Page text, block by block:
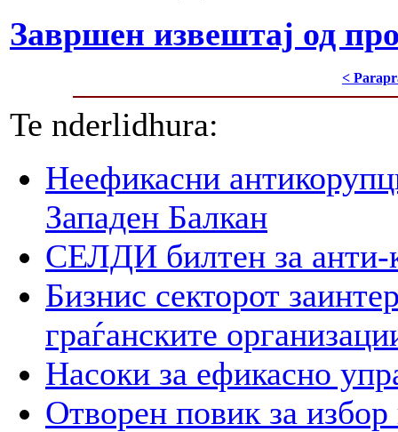
Завршен извештај од
<
Te nderlidhura:
Неефикасни
Западен Балкан
СЕЛДИ билтен за анти-
Бизнис секторот
граѓанските
Насоки за ефикасно
Отворен повик за избор